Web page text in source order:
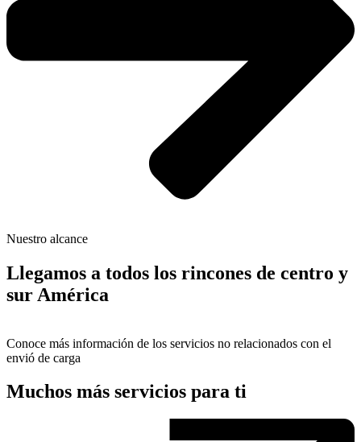
Nuestro alcance
Llegamos a todos los rincones de centro y
sur América
Conoce más información de los servicios no relacionados con el
envió de carga
Muchos más servicios para ti